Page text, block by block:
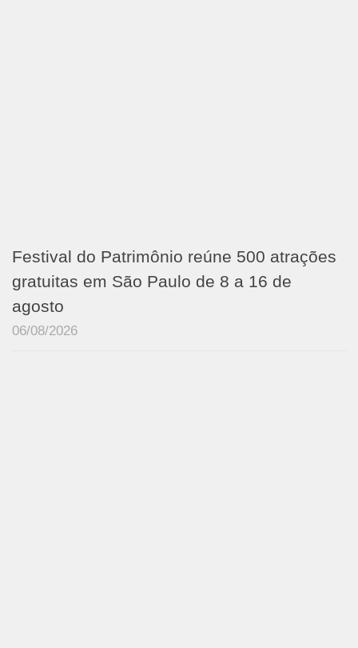
Festival do Patrimônio reúne 500 atrações
gratuitas em São Paulo de 8 a 16 de
agosto
06/08/2026